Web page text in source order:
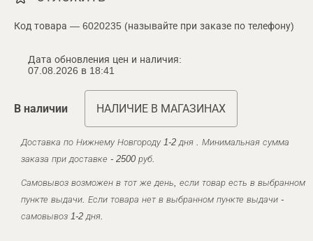
Код товара — 6020235 (называйте при заказе по телефону)
Дата обновления цен и наличия:
07.08.2026 в 18:41
В наличии НАЛИЧИЕ В МАГАЗИНАХ
Доставка по Нижнему Новгороду 1-2 дня . Минимальная сумма
заказа при доставке - 2500 руб.
Самовывоз возможен в тот же день, если товар есть в выбранном
пункте выдачи. Если товара нет в выбранном пункте выдачи -
самовывоз 1-2 дня.